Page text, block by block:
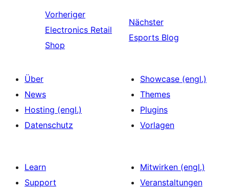
Vorheriger
Electronics Retail
Shop
Nächster
Esports Blog
Über
News
Hosting (engl.)
Datenschutz
Showcase (engl.)
Themes
Plugins
Vorlagen
Learn
Support
Mitwirken (engl.)
Veranstaltungen